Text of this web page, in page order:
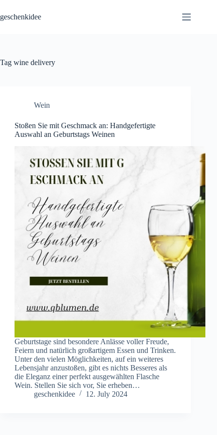
content
geschenkidee
Tag wine delivery
Wein
Stoßen Sie mit Geschmack an: Handgefertigte
Auswahl an Geburtstags Weinen
Geburtstage sind besondere Anlässe voller Freude,
Feiern und natürlich großartigem Essen und Trinken.
Unter den vielen Möglichkeiten, auf ein weiteres
Lebensjahr anzustoßen, gibt es nichts Besseres als
die Eleganz einer perfekt ausgewählten Flasche
Wein. Stellen Sie sich vor, Sie erheben…
geschenkidee
12. July 2024